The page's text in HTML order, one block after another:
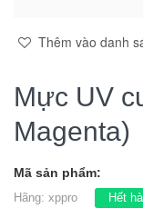
Thêm vào danh
Mực UV
Magenta)
Mã sản phẩm:
Hãng: xppro Hết